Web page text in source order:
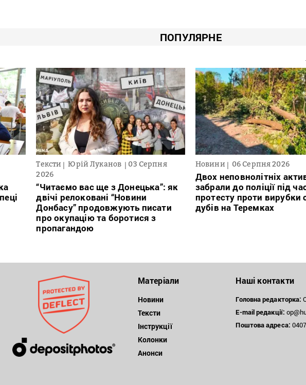
ПОПУЛЯРНЕ
Тексти Юрій Луканов
03 Серпня
2026
“Читаємо вас ще з Донецька”: як
двічі релоковані “Новини
Донбасу” продовжують писати
про окупацію та боротися з
пропагандою
Новини 06 Серпня 2026
Двох неповнолітніх
забрали до поліції під
протесту проти вирубки
дубів на Теремках
Матеріали
Новини
Тексти
Інструкції
Колонки
Анонси
Наші контакти
Головна редакторка:
E-mail редакції:
Поштоваадреса: